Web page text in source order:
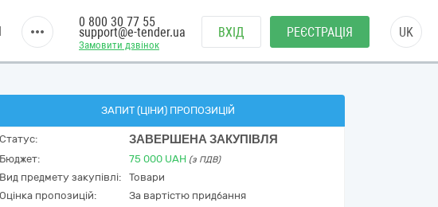
Замовити дзвінок
0 800 30 77 55
support@e-tender.ua ВХІД РЕЄСТРАЦІЯ UK
ЗАПИТ (ЦІНИ) ПРОПОЗИЦІЙ
Статус: ЗАВЕРШЕНА ЗАКУПІВЛЯ
Бюджет: 75 000 UAH (з ПДВ)
Вид предмету закупівлі:
Товари
Оцінка пропозицій:
За вартістю придбання